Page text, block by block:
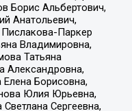
Борис Альбертович,
Анатольевич,
Паркер
Владимировна,
Татьяна
Александровна,
Борисовна,
Юлия Юрьевна,
Сергеевна,